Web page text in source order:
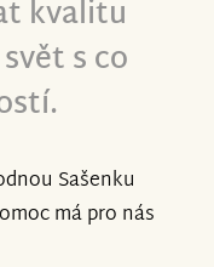
kvalitu
s co
Sašenku
má pro nás